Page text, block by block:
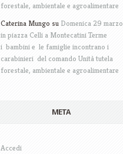
forestale, ambientale e agroalimentare
Caterina Mungo su Domenica 29 marzo
in piazza Celli a Montecatini Terme
i bambini e le famiglie incontrano i
carabinieri del comando Unità tutela
forestale, ambientale e agroalimentare
META
Accedi